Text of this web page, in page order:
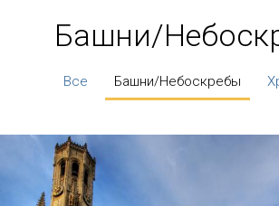
Башни/
Все Башни/Небоскребы